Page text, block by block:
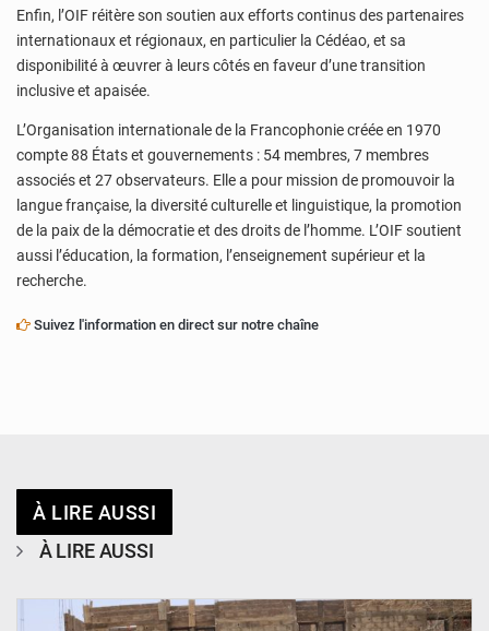
Enfin, l’OIF réitère son soutien aux efforts continus des partenaires
internationaux et régionaux, en particulier la Cédéao, et sa
disponibilité à œuvrer à leurs côtés en faveur d’une transition
inclusive et apaisée.
L’Organisation internationale de la Francophonie créée en 1970
compte 88 États et gouvernements : 54 membres, 7 membres
associés et 27 observateurs. Elle a pour mission de promouvoir la
langue française, la diversité culturelle et linguistique, la promotion
de la paix de la démocratie et des droits de l’homme. L’OIF soutient
aussi l’éducation, la formation, l’enseignement supérieur et la
recherche.
Suivez l'information en direct sur notre chaîne
À LIRE AUSSI
À LIRE AUSSI